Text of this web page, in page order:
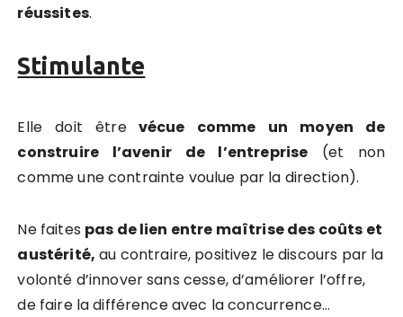
réussites.
Stimulante
Elle doit êtrevécue comme un moyen de
construire l’avenir de l’entreprise (et non
comme une contrainte voulue par la direction).
Ne faites pas de lien entre maîtrise des coûts et
austérité, au contraire, positivez le discours par la
volonté d’innover sans cesse, d’améliorer l’offre,
de faire la différence avec la concurrence…